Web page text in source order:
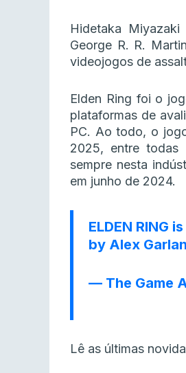
Hidetaka
George R. R.
videojogos de
Elden Ring foi o
plataformas de
PC. Ao todo, o
2025, entre todas
sempre nesta
em junho de 2024.
ELDEN RING
by Alex
— The Game
Lê as últimas